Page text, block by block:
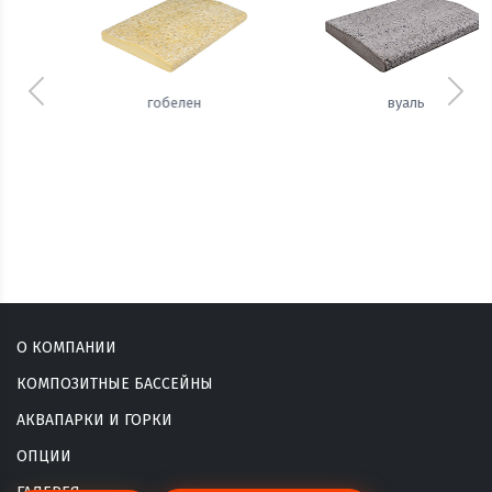
вуаль
Предыдущий
О КОМПАНИИ
КОМПОЗИТНЫЕ БАССЕЙНЫ
АКВАПАРКИ И ГОРКИ
ОПЦИИ